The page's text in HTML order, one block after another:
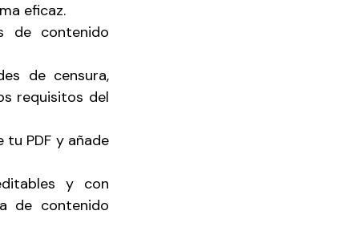
eficaz.
de contenido
de censura,
requisitos del
PDF y añade
y con
de contenido